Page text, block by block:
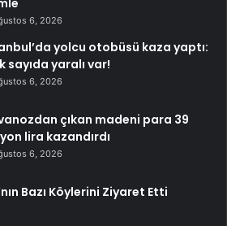
6, 2026
yolcu otobüsü kaza yaptı:
sayıda yaralı var!
6, 2026
çıkan madeni para 39
lira kazandırdı
6, 2026
Bazı Köylerini Ziyaret Etti